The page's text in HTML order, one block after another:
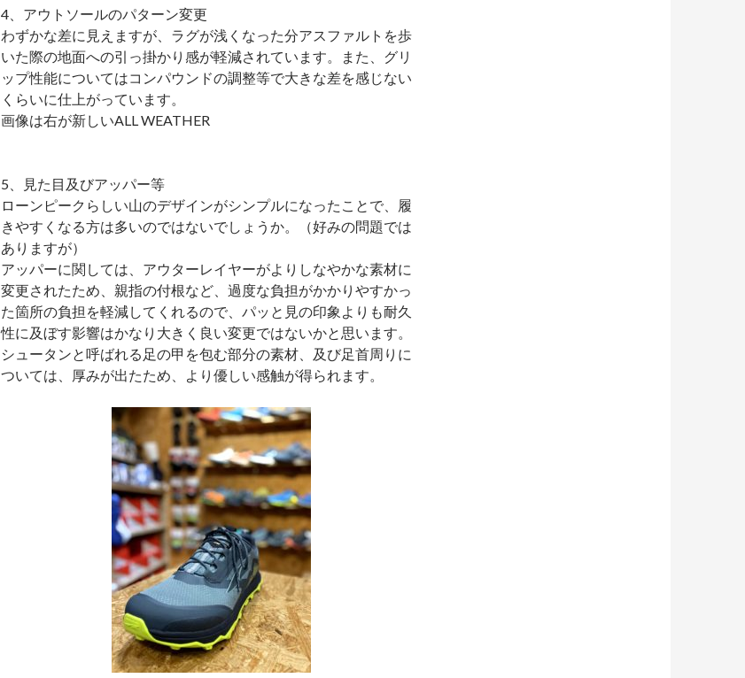
4、アウトソールのパターン変更
わずかな差に見えますが、ラグが浅くなった分アスファルトを歩
いた際の地面への引っ掛かり感が軽減されています。また、グリ
ップ性能についてはコンパウンドの調整等で大きな差を感じない
くらいに仕上がっています。
画像は右が新しいALL WEATHER
5、見た目及びアッパー等
ローンピークらしい山のデザインがシンプルになったことで、履
きやすくなる方は多いのではないでしょうか。（好みの問題では
ありますが）
アッパーに関しては、アウターレイヤーがよりしなやかな素材に
変更されたため、親指の付根など、過度な負担がかかりやすかっ
た箇所の負担を軽減してくれるので、パッと見の印象よりも耐久
性に及ぼす影響はかなり大きく良い変更ではないかと思います。
シュータンと呼ばれる足の甲を包む部分の素材、及び足首周りに
ついては、厚みが出たため、より優しい感触が得られます。